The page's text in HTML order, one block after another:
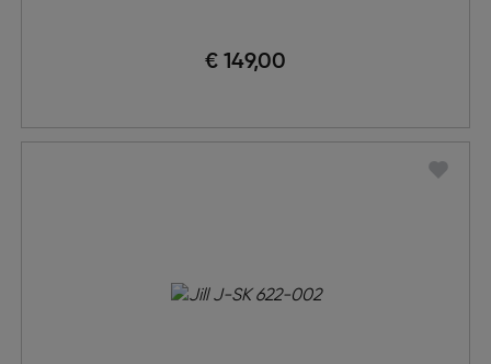
€ 149,00